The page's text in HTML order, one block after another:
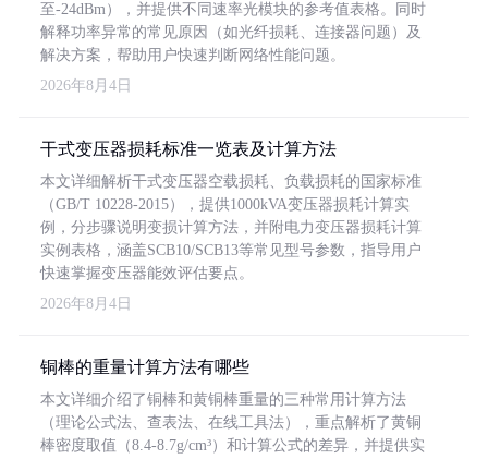
至-24dBm），并提供不同速率光模块的参考值表格。同时
解释功率异常的常见原因（如光纤损耗、连接器问题）及
解决方案，帮助用户快速判断网络性能问题。
2026年8月4日
干式变压器损耗标准一览表及计算方法
本文详细解析干式变压器空载损耗、负载损耗的国家标准
（GB/T 10228-2015），提供1000kVA变压器损耗计算实
例，分步骤说明变损计算方法，并附电力变压器损耗计算
实例表格，涵盖SCB10/SCB13等常见型号参数，指导用户
快速掌握变压器能效评估要点。
2026年8月4日
铜棒的重量计算方法有哪些
本文详细介绍了铜棒和黄铜棒重量的三种常用计算方法
（理论公式法、查表法、在线工具法），重点解析了黄铜
棒密度取值（8.4-8.7g/cm³）和计算公式的差异，并提供实